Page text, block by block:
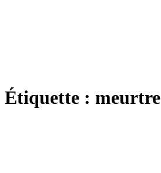
Étiquette : meurtre